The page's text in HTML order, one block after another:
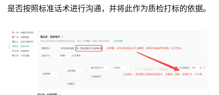
是否按照标准话术进行沟通，并将此作为质检打标的依据。